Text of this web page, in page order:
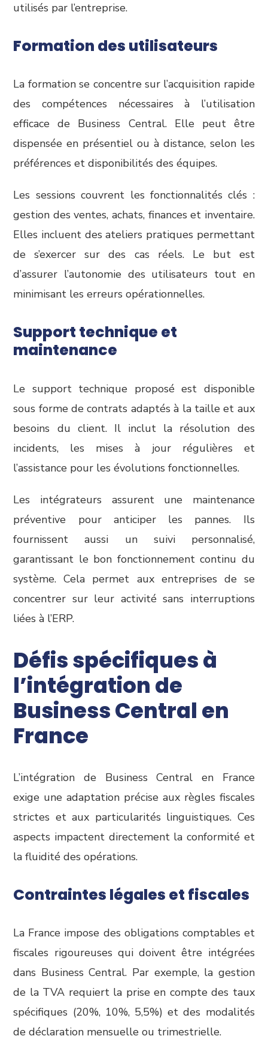
utilisés par l’entreprise.
Formation des utilisateurs
La formation se concentre sur l’acquisition rapide
des compétences nécessaires à l’utilisation
efficace de Business Central. Elle peut être
dispensée en présentiel ou à distance, selon les
préférences et disponibilités des équipes.
Les sessions couvrent les fonctionnalités clés :
gestion des ventes, achats, finances et inventaire.
Elles incluent des ateliers pratiques permettant
de s’exercer sur des cas réels. Le but est
d’assurer l’autonomie des utilisateurs tout en
minimisant les erreurs opérationnelles.
Support technique et
maintenance
Le support technique proposé est disponible
sous forme de contrats adaptés à la taille et aux
besoins du client. Il inclut la résolution des
incidents, les mises à jour régulières et
l’assistance pour les évolutions fonctionnelles.
Les intégrateurs assurent une maintenance
préventive pour anticiper les pannes. Ils
fournissent aussi un suivi personnalisé,
garantissant le bon fonctionnement continu du
système. Cela permet aux entreprises de se
concentrer sur leur activité sans interruptions
liées à l’ERP.
Défis spécifiques à
l’intégration de
Business Central en
France
L’intégration de Business Central en France
exige une adaptation précise aux règles fiscales
strictes et aux particularités linguistiques. Ces
aspects impactent directement la conformité et
la fluidité des opérations.
Contraintes légales et fiscales
La France impose des obligations comptables et
fiscales rigoureuses qui doivent être intégrées
dans Business Central. Par exemple, la gestion
de la TVA requiert la prise en compte des taux
spécifiques (20%, 10%, 5,5%) et des modalités
de déclaration mensuelle ou trimestrielle.